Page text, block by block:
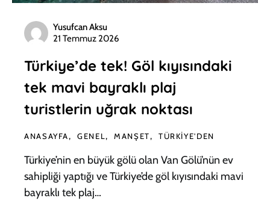
Yusufcan Aksu
21 Temmuz 2026
Türkiye’de tek! Göl kıyısındaki
tek mavi bayraklı plaj
turistlerin uğrak noktası
ANASAYFA GENEL MANŞET TÜRKIYE'DEN
Türkiye’nin en büyük gölü olan Van Gölü’nün ev
sahipliği yaptığı ve Türkiye’de göl kıyısındaki mavi
bayraklı tek plaj…